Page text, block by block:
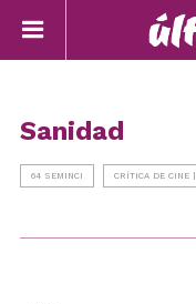
Sanidad
64 SEMINCI CRÍTICA DE CINE